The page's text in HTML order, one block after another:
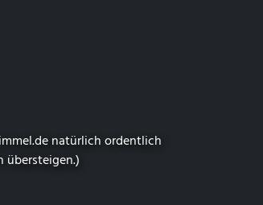
natürlich ordentlich
übersteigen.)